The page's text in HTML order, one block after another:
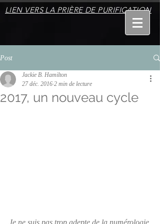
LIEN VERS LA PRIÈRE DE PURIFICATION
Post
2017, un nouveau cycle
Jackie B. Hamilton
27 déc. 2016 2 min de lecture
Je ne suis pas trop adepte de la numérologie